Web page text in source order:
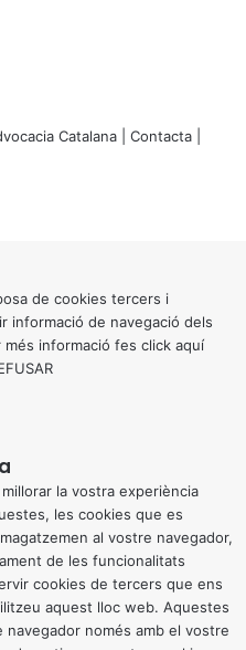
Catalana | Contacta
de cookies tercers i
informació de navegació dels
informació fes click aquí
la vostra experiència
les cookies que es
al vostre navegador,
de les funcionalitats
cookies de tercers que ens
aquest lloc web. Aquestes
navegador només amb el vostre